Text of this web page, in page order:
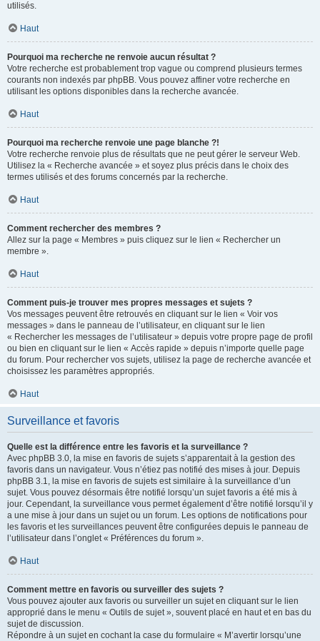
utilisés.
Haut
Pourquoi ma recherche ne renvoie aucun résultat ?
Votre recherche est probablement trop vague ou comprend plusieurs termes
courants non indexés par phpBB. Vous pouvez affiner votre recherche en
utilisant les options disponibles dans la recherche avancée.
Haut
Pourquoi ma recherche renvoie une page blanche ?!
Votre recherche renvoie plus de résultats que ne peut gérer le serveur Web.
Utilisez la « Recherche avancée » et soyez plus précis dans le choix des
termes utilisés et des forums concernés par la recherche.
Haut
Comment rechercher des membres ?
Allez sur la page « Membres » puis cliquez sur le lien « Rechercher un
membre ».
Haut
Comment puis-je trouver mes propres messages et sujets ?
Vos messages peuvent être retrouvés en cliquant sur le lien « Voir vos
messages » dans le panneau de l’utilisateur, en cliquant sur le lien
« Rechercher les messages de l’utilisateur » depuis votre propre page de profil
ou bien en cliquant sur le lien « Accès rapide » depuis n’importe quelle page
du forum. Pour rechercher vos sujets, utilisez la page de recherche avancée et
choisissez les paramètres appropriés.
Haut
Surveillance et favoris
Quelle est la différence entre les favoris et la surveillance ?
Avec phpBB 3.0, la mise en favoris de sujets s’apparentait à la gestion des
favoris dans un navigateur. Vous n’étiez pas notifié des mises à jour. Depuis
phpBB 3.1, la mise en favoris de sujets est similaire à la surveillance d’un
sujet. Vous pouvez désormais être notifié lorsqu’un sujet favoris a été mis à
jour. Cependant, la surveillance vous permet également d’être notifié lorsqu’il y
a une mise à jour dans un sujet ou un forum. Les options de notifications pour
les favoris et les surveillances peuvent être configurées depuis le panneau de
l’utilisateur dans l’onglet « Préférences du forum ».
Haut
Comment mettre en favoris ou surveiller des sujets ?
Vous pouvez ajouter aux favoris ou surveiller un sujet en cliquant sur le lien
approprié dans le menu « Outils de sujet », souvent placé en haut et en bas du
sujet de discussion.
Répondre à un sujet en cochant la case du formulaire « M’avertir lorsqu’une